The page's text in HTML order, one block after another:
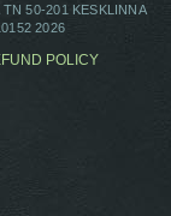
50-201 KESKLINNA
2026
POLICY